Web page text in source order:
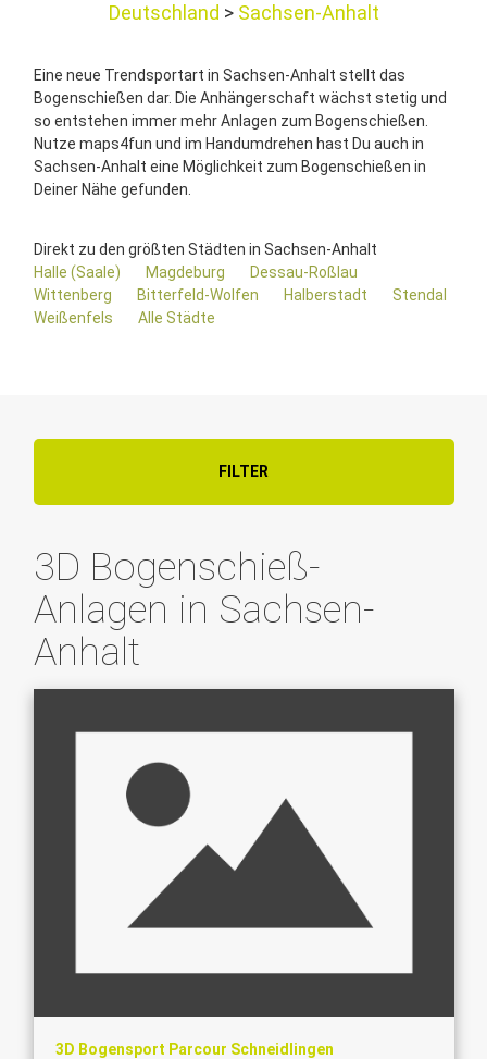
Deutschland
Sachsen-Anhalt
Eine neue Trendsportart in Sachsen-Anhalt stellt das
Bogenschießen dar. Die Anhängerschaft wächst stetig und
so entstehen immer mehr Anlagen zum Bogenschießen.
Nutze maps4fun und im Handumdrehen hast Du auch in
Sachsen-Anhalt eine Möglichkeit zum Bogenschießen in
Deiner Nähe gefunden.
Direkt zu den größten Städten in Sachsen-Anhalt
Halle (Saale)
Magdeburg
Dessau-Roßlau
Wittenberg
Bitterfeld-Wolfen Halberstadt
Stendal
Weißenfels
Alle Städte
FILTER
3D Bogenschieß-
Anlagen in Sachsen-
Anhalt
3D Bogensport Parcour Schneidlingen